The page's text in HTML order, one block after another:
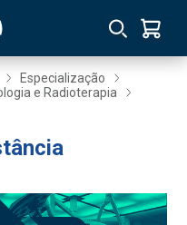
Especialização
e Radioterapia